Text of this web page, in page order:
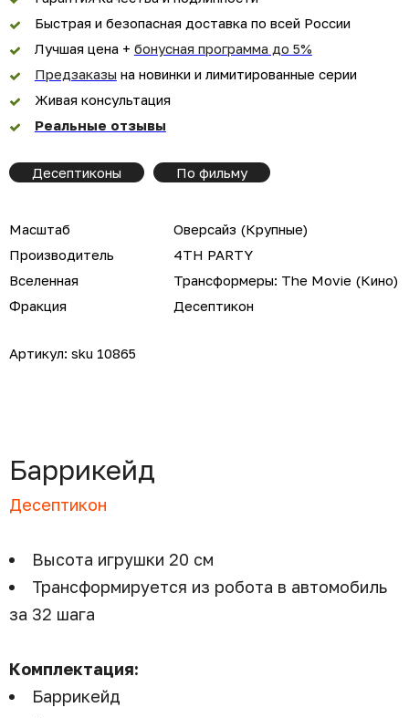
Быстрая и безопасная доставка по всей России
Лучшая цена + бонусная программа до 5%
Предзаказы на новинки и лимитированные серии
Живая консультация
Реальные отзывы
Десептиконы По фильму
Масштаб
Оверсайз (Крупные)
Производитель
4TH PARTY
Вселенная
Трансформеры: The Movie (Кино)
Фракция
Десептикон
Артикул: sku 10865
Баррикейд
Десептикон
Высота игрушки 20 см
Трансформируется из робота в автомобиль
за 32 шага
Комплектация:
Баррикейд